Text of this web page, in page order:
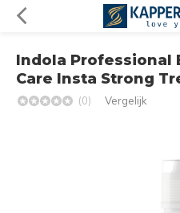
Indola Professional
Care Insta Strong
(0) Vergelijk